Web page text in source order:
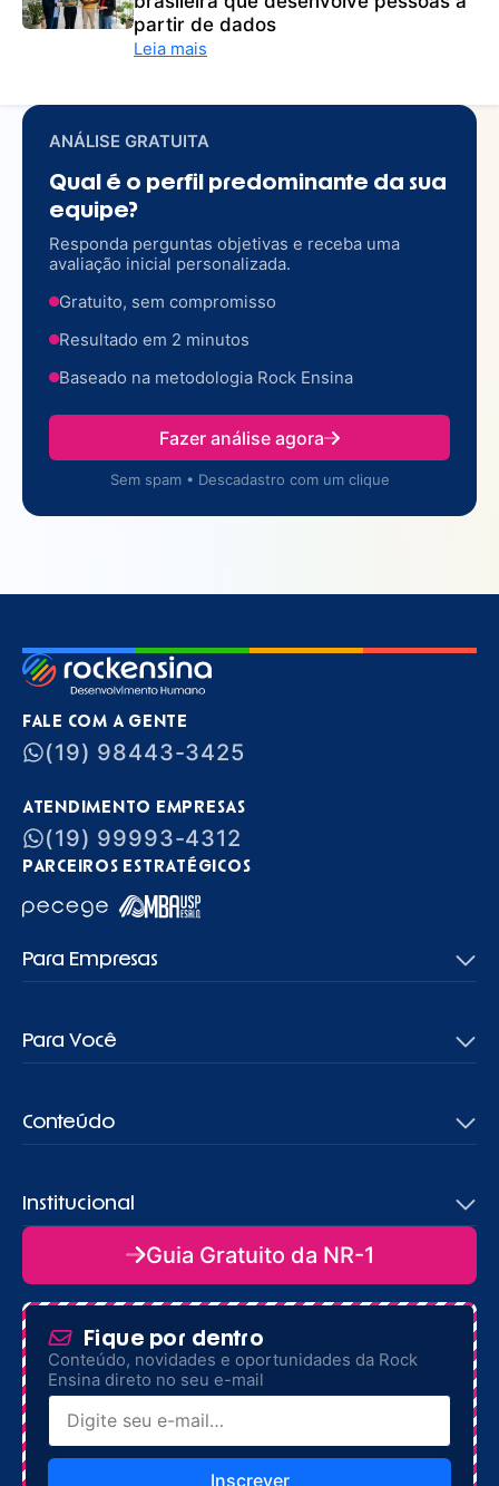
partir de dados
Leia mais
ANÁLISE GRATUITA
Qual é o perfil predominante da sua
equipe?
Responda perguntas objetivas e receba uma
avaliação inicial personalizada.
Gratuito, sem compromisso
Resultado em 2 minutos
Baseado na metodologia Rock Ensina
Fazer análise agora
Sem spam • Descadastro com um clique
FALE COM A GENTE
(19) 98443-3425
ATENDIMENTO EMPRESAS
(19) 99993-4312
PARCEIROS ESTRATÉGICOS
Para Empresas
Para Você
Conteúdo
Institucional
Guia Gratuito da NR-1
Fique por dentro
Conteúdo, novidades e oportunidades da Rock
Ensina direto no seu e-mail
Inscrever